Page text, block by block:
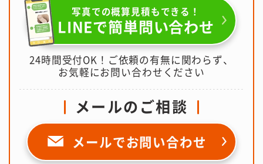
写真での概算見積もできる！
LINEで簡単問い合わせ
24時間受付OK！ご依頼の有無に関わらず、
お気軽にお問い合わせください
メールのご相談
メールでお問い合わせ